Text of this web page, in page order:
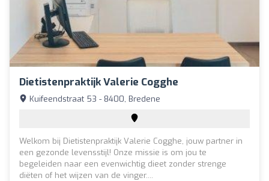
Dietistenpraktijk Valerie Cogghe
Kuifeendstraat 53 - 8400, Bredene
Welkom bij Dietistenpraktijk Valerie Cogghe, jouw partner in
een gezonde levensstijl! Onze missie is om jou te
begeleiden naar een evenwichtig dieet zonder strenge
diëten of het wijzen van de vinger....